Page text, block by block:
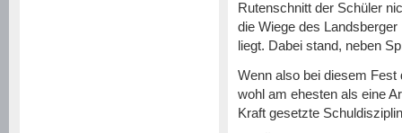
Rutenschnitt der Schüler
die Wiege des
liegt. Dabei stand, neben
Wenn also bei diesem Fest
wohl am ehesten als eine
Kraft gesetzte